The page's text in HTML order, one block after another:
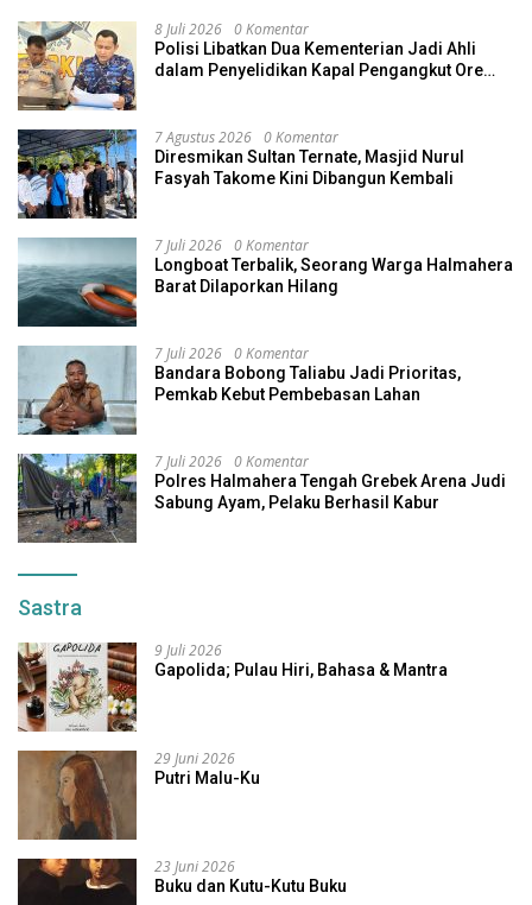
8 Juli 2026 0 Komentar
Polisi Libatkan Dua Kementerian Jadi Ahli
dalam Penyelidikan Kapal Pengangkut Ore
7 Agustus 2026 0 Komentar
Diresmikan Sultan Ternate, Masjid Nurul
Fasyah Takome Kini Dibangun Kembali
7 Juli 2026 0 Komentar
Longboat Terbalik, Seorang Warga Halmahera
Barat Dilaporkan Hilang
7 Juli 2026 0 Komentar
Bandara Bobong Taliabu Jadi Prioritas,
Pemkab Kebut Pembebasan Lahan
7 Juli 2026 0 Komentar
Polres Halmahera Tengah Grebek Arena Judi
Sabung Ayam, Pelaku Berhasil Kabur
Sastra
9 Juli 2026
Gapolida; Pulau Hiri, Bahasa & Mantra
29 Juni 2026
Putri Malu-Ku
23 Juni 2026
Buku dan Kutu-Kutu Buku